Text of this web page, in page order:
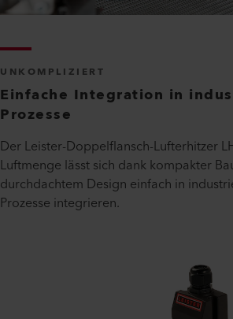
UNKOMPLIZIERT
Einfache Integration in
Prozesse
Der Leister-Doppelflansch-Lufterhitzer
Luftmenge lässt sich dank kompakter
durchdachtem Design einfach in
Prozesse integrieren.